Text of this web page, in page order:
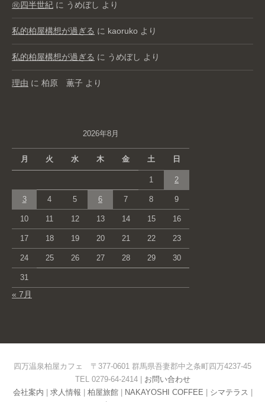
㊗️四半世紀 に うめぼし より
私的柏屋構想が過ぎる に kaoruko より
私的柏屋構想が過ぎる に うめぼし より
理由 に 柏原 薫子 より
2026年8月
月 火 水 木 金 土 日
1 2
3 4 5 6 7 8 9
10 11 12 13 14 15 16
17 18 19 20 21 22 23
24 25 26 27 28 29 30
31
« 7月
四万温泉柏屋カフェ 〒377-0601 群馬県吾妻郡中之条町四万4237-45
TEL 0279-64-2414 | お問い合わせ
会社案内
求人情報 柏屋旅館| NAKAYOSHI COFFEE シマテラス